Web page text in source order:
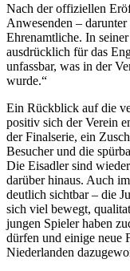
Nach der offiziellen
Anwesenden –
Ehrenamtliche. In
ausdrücklich für das
unfassbar, was in der
wurde.“
Ein Rückblick auf die
positiv sich der Verein
der Finalserie, ein
Besucher und die
Die Eisadler sind
darüber hinaus. Auch
deutlich sichtbar – die
sich viel bewegt,
jungen Spieler haben
dürfen und einige neue
Niederlanden